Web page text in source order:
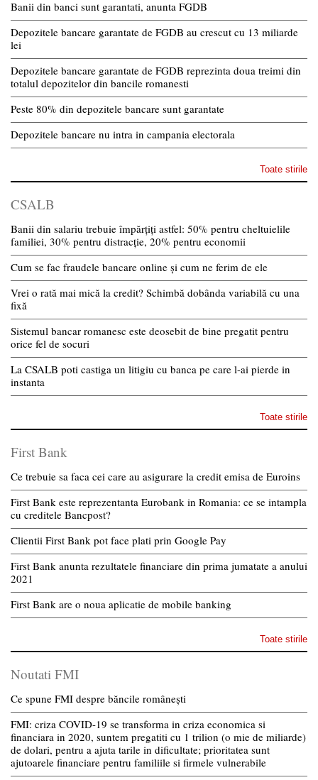
Banii din banci sunt garantati, anunta FGDB
Depozitele bancare garantate de FGDB au crescut cu 13 miliarde
lei
Depozitele bancare garantate de FGDB reprezinta doua treimi din
totalul depozitelor din bancile romanesti
Peste 80% din depozitele bancare sunt garantate
Depozitele bancare nu intra in campania electorala
Toate stirile
CSALB
Banii din salariu trebuie împărțiți astfel: 50% pentru cheltuielile
familiei, 30% pentru distracție, 20% pentru economii
Cum se fac fraudele bancare online și cum ne ferim de ele
Vrei o rată mai mică la credit? Schimbă dobânda variabilă cu una
fixă
Sistemul bancar romanesc este deosebit de bine pregatit pentru
orice fel de socuri
La CSALB poti castiga un litigiu cu banca pe care l-ai pierde in
instanta
Toate stirile
First Bank
Ce trebuie sa faca cei care au asigurare la credit emisa de Euroins
First Bank este reprezentanta Eurobank in Romania: ce se intampla
cu creditele Bancpost?
Clientii First Bank pot face plati prin Google Pay
First Bank anunta rezultatele financiare din prima jumatate a anului
2021
First Bank are o noua aplicatie de mobile banking
Toate stirile
Noutati FMI
Ce spune FMI despre băncile românești
FMI: criza COVID-19 se transforma in criza economica si
financiara in 2020, suntem pregatiti cu 1 trilion (o mie de miliarde)
de dolari, pentru a ajuta tarile in dificultate; prioritatea sunt
ajutoarele financiare pentru familiile si firmele vulnerabile